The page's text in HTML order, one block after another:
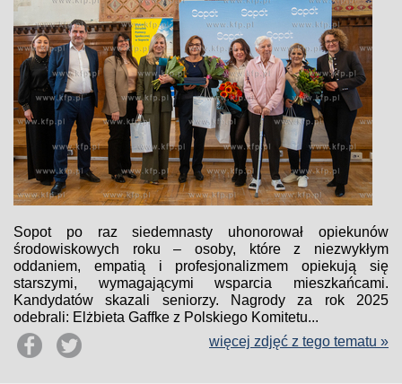
Sopot po raz siedemnasty uhonorował opiekunów
środowiskowych roku – osoby, które z niezwykłym
oddaniem, empatią i profesjonalizmem opiekują się
starszymi, wymagającymi wsparcia mieszkańcami.
Kandydatów skazali seniorzy. Nagrody za rok 2025
odebrali: Elżbieta Gaffke z Polskiego Komitetu...
więcej zdjęć z tego tematu »